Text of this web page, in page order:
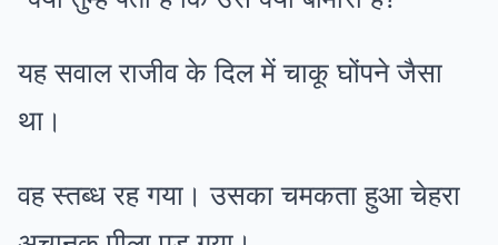
यह सवाल राजीव के दिल में चाकू घोंपने जैसा
था।
वह स्तब्ध रह गया। उसका चमकता हुआ चेहरा